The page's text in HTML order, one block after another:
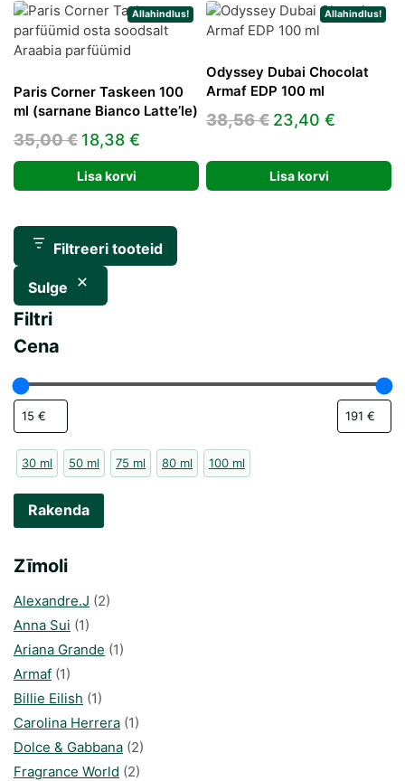
50,66 €.27,83 €.
Allahindlus!
Paris Corner Taskeen 100
ml (sarnane Bianco Latte’le)
35,00€ Algne
hind
oli:
18,38 €
hind
on:
Lisa korvi
Allahindlus!
Odyssey Dubai Chocolat
Armaf EDP 100 ml
38,56€ Algne
oli:
38,56 €.
23,40 €
on:
23,40 €.
Lisa korvi
Filtreeri tooteid
Sulge
Filtri
Cena
30 ml 50 ml 75 ml 80 ml 100 ml
Rakenda
Zīmoli
Alexandre.J (2)
Anna Sui (1)
Ariana Grande (1)
Armaf (1)
Billie Eilish (1)
Carolina Herrera (1)
Dolce & Gabbana (2)
Fragrance World (2)